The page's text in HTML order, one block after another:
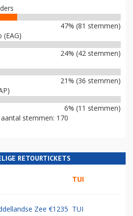
47% (81 stemmen)
(EAG)
24% (42 stemmen)
21% (36 stemmen)
6% (11 stemmen)
stemmen: 170
RETOURTICKETS
TUI
Zee €1235 TUI